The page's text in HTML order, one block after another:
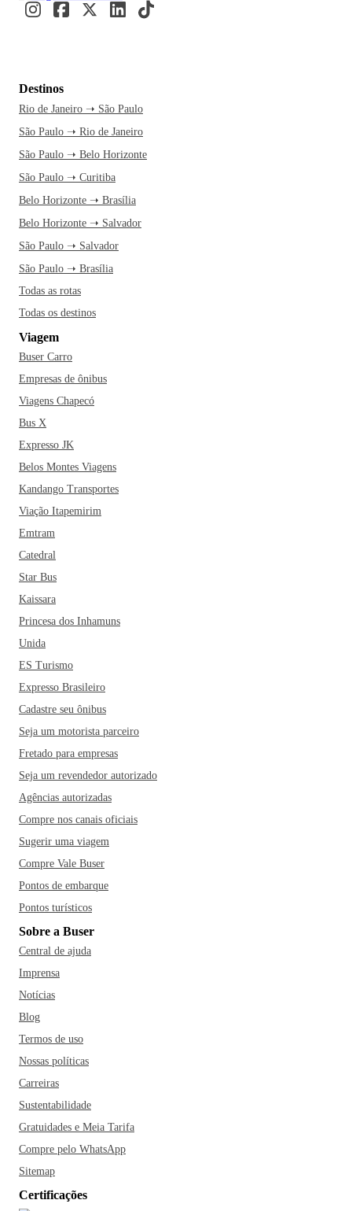
Destinos
Rio de Janeiro ➝ São Paulo
São Paulo ➝ Rio de Janeiro
São Paulo ➝ Belo Horizonte
São Paulo ➝ Curitiba
Belo Horizonte ➝ Brasília
Belo Horizonte ➝ Salvador
São Paulo ➝ Salvador
São Paulo ➝ Brasília
Todas as rotas
Todas os destinos
Viagem
Buser Carro
Empresas de ônibus
Viagens Chapecó
Bus X
Expresso JK
Belos Montes Viagens
Kandango Transportes
Viação Itapemirim
Emtram
Catedral
Star Bus
Kaissara
Princesa dos Inhamuns
Unida
ES Turismo
Expresso Brasileiro
Cadastre seu ônibus
Seja um motorista parceiro
Fretado para empresas
Seja um revendedor autorizado
Agências autorizadas
Compre nos canais oficiais
Sugerir uma viagem
Compre Vale Buser
Pontos de embarque
Pontos turísticos
Sobre a Buser
Central de ajuda
Imprensa
Notícias
Blog
Termos de uso
Nossas políticas
Carreiras
Sustentabilidade
Gratuidades e Meia Tarifa
Compre pelo WhatsApp
Sitemap
Certificações